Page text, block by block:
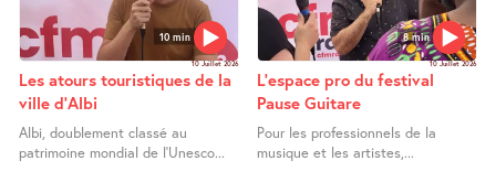
10 min
10 Juillet 2026
Les atours touristiques de la
ville d’Albi
Albi, doublement classé au
patrimoine mondial de l’Unesco...
8 min
10 Juillet 2026
L’espace pro du festival
Pause Guitare
Pour les professionnels de la
musique et les artistes,...